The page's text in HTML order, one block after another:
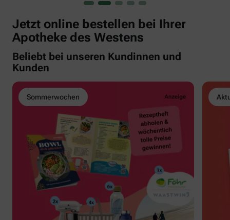
Jetzt online bestellen bei Ihrer
Apotheke des Westens
Beliebt bei unseren Kundinnen und
Kunden
Sommerwochen